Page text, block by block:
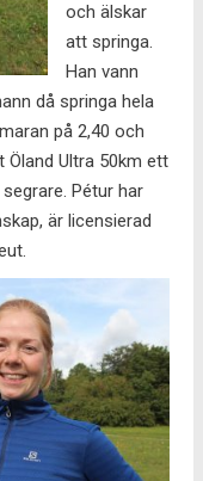
och älskar
att springa.
Han vann
då springa hela
på 2,40 och
Öland Ultra 50km ett
Pétur har
är licensierad